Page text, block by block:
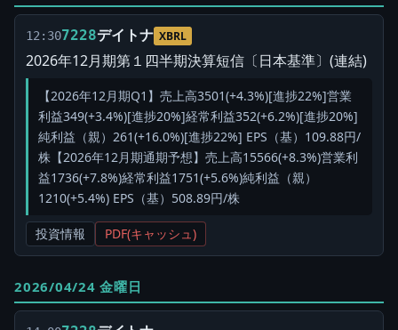
12:307228デイトナ XBRL
2026年12月期第１四半期決算短信〔日本基準〕(連結)
【2026年12月期Q1】売上高3501(+4.3%)[進捗22%]営業
利益349(+3.4%)[進捗20%]経常利益352(+6.2%)[進捗20%]
純利益（親）261(+16.0%)[進捗22%] EPS（基）109.88円/
株【2026年12月期通期予想】売上高15566(+8.3%)営業利
益1736(+7.8%)経常利益1751(+5.6%)純利益（親）
1210(+5.4%) EPS（基）508.89円/株
投資情報 PDF(キャッシュ)
2026/04/24 金曜日